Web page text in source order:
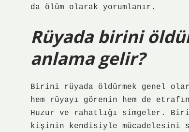
da ölüm olarak yorumlanır.
Rüyada birini
anlama gelir?
Birini rüyada öldürmek genel
hem rüyayı görenin hem de
Huzur ve rahatlığı simgeler.
kişinin kendisiyle mücadelesini